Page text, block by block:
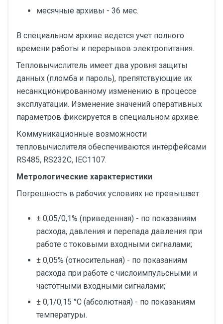
месячные архивы - 36 мес.
В специальном архиве ведется учет полного
времени работы и перерывов электропитания.
Тепловычислитель имеет два уровня защиты
данных (пломба и пароль), препятствующие их
несанкционированному изменению в процессе
эксплуатации. Изменение значений оперативных
параметров фиксируется в специальном архиве.
Коммуникационные возможности
тепловычислителя обеспечиваются интерфейсами
RS485, RS232C, IEC1107.
Метрологические характеристики
Погрешность в рабочих условиях не превышает:
± 0,05/0,1% (приведенная) - по показаниям
расхода, давления и перепада давления при
работе с токовыми входными сигналами;
± 0,05% (относительная) - по показаниям
расхода при работе с числоимпульсными и
частотными входными сигналами;
± 0,1/0,15 °C (абсолютная) - по показаниям
температуры.